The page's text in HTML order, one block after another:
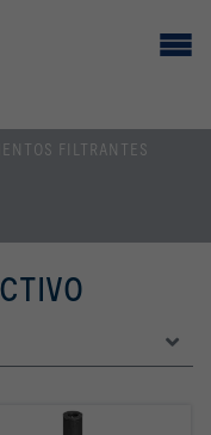
FILTRANTES